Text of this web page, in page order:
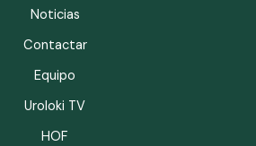
Noticias
Contactar
Equipo
Uroloki TV
HOF